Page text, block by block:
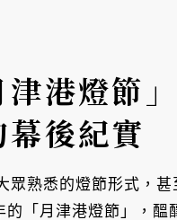
港燈節
後紀實
熟悉的燈節形式，
「月津港燈節」，醞